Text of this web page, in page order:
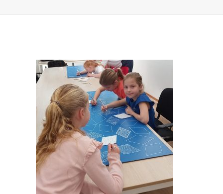
VRIENDEN VAN
CONTACT